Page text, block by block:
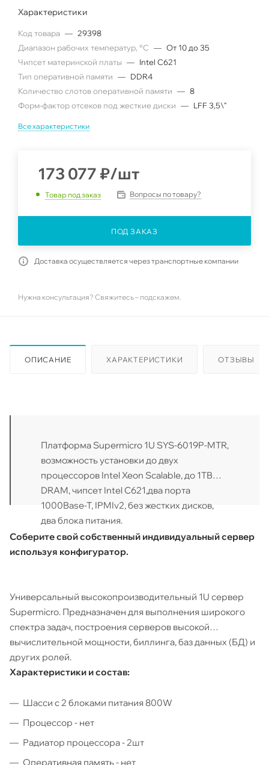
Характеристики
Код товара — 29398
Диапазон рабочих температур, °C — От 10 до 35
Чипсет материнской платы — Intel C621
Тип оперативной памяти — DDR4
Количество слотов оперативной памяти — 8
Форм-фактор отсеков под жесткие диски — LFF 3,5\"
Все характеристики
173 077 ₽/шт
Товар под заказ Вопросы по товару?
ПОД ЗАКАЗ
Доставка осуществляется через транспортные компании
Нужна консультация? Свяжитесь – подскажем.
ОПИСАНИЕ ХАРАКТЕРИСТИКИ ОТЗЫВЫ
Платформа Supermicro 1U SYS-6019P-MTR,
возможность установки до двух
процессоров Intel Xeon Scalable, до 1TB
DRAM, чипсет Intel C621,два порта
1000Base-T, IPMIv2, без жестких дисков,
два блока питания.
Соберите свой собственный индивидуальный сервер
используя конфигуратор.
Универсальный высокопроизводительный 1U сервер
Supermicro. Предназначен для выполнения широкого
спектра задач, построения серверов высокой
вычислительной мощности, биллинга, баз данных (БД) и
других ролей.
Характеристики и состав:
Шасси с 2 блоками питания 800W
Процессор - нет
Радиатор процессора - 2шт
Оперативная память - нет